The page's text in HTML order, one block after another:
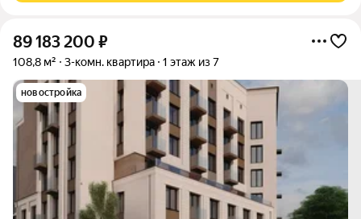
89 183 200 ₽
108,8 м² 3-комн. квартира 1 этаж из 7
новостройка